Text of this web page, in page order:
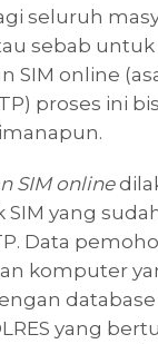
seluruh
sebab
SIM online
proses ini
SIM online
SIM yang
Data
komputer
database
yang